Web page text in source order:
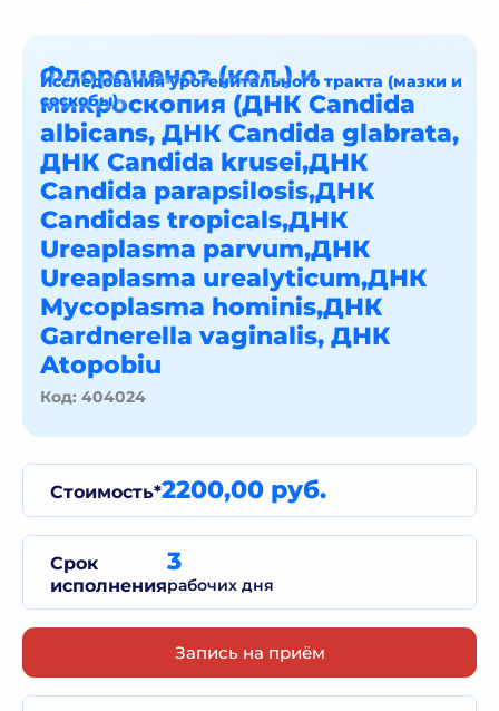
Флороценоз (кол.) и
микроскопия (ДНК Candida
albicans, ДНК Candida glabrata,
ДНК Candida krusei,ДНК
Candida parapsilosis,ДНК
Candidas tropicals,ДНК
Ureaplasma parvum,ДНК
Ureaplasma urealyticum,ДНК
Mycoplasma hominis,ДНК
Gardnerella vaginalis, ДНК
Atopobiu
Код: 404024
Исследования урогенитального тракта (мазки и
соскобы)
Стоимость*2200,00 руб.
Срок
исполнения
3
рабочих дня
Запись на приём